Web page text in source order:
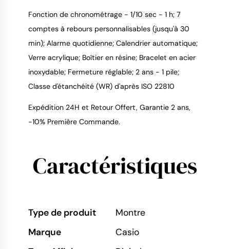
9.4
Fonction de chronométrage - 1/10 sec - 1 h; 7
comptes à rebours personnalisables (jusqu'à 30
min); Alarme quotidienne; Calendrier automatique;
Verre acrylique; Boîtier en résine; Bracelet en acier
inoxydable; Fermeture réglable; 2 ans - 1 pile;
Classe d'étanchéité (WR) d'après ISO 22810
Expédition 24H et Retour Offert, Garantie 2 ans,
-10% Première Commande.
Caractéristiques
Type de produit
Montre
Marque
Casio